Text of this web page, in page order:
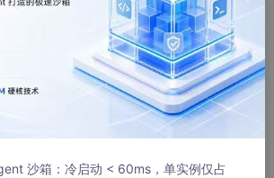
· 2026-02-06 18:28:26
时候，遇到一个很常见的问题：
沙箱：冷启动 < 60ms，单实例仅占